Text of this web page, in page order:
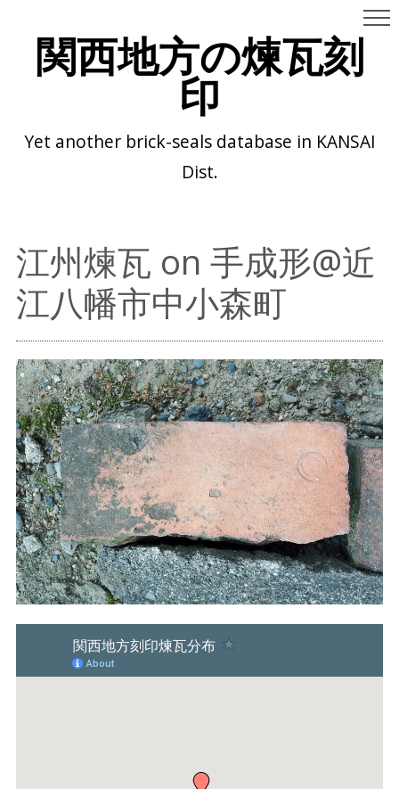
関西地方の煉瓦刻
印
Yet another brick-seals database in KANSAI
Dist.
江州煉瓦 on 手成形@近
江八幡市中小森町